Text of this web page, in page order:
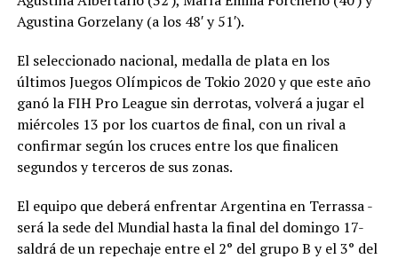
Agustina Gorzelany (a los 48′ y 51′).
El seleccionado nacional, medalla de plata en los
últimos Juegos Olímpicos de Tokio 2020 y que este año
ganó la FIH Pro League sin derrotas, volverá a jugar el
miércoles 13 por los cuartos de final, con un rival a
confirmar según los cruces entre los que finalicen
segundos y terceros de sus zonas.
El equipo que deberá enfrentar Argentina en Terrassa -
será la sede del Mundial hasta la final del domingo 17-
saldrá de un repechaje entre el 2° del grupo B y el 3° del